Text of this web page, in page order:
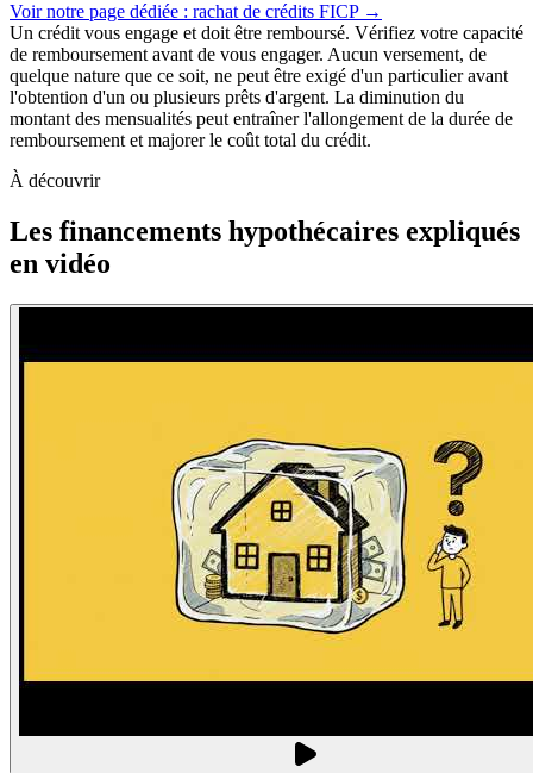
Voir notre page dédiée : rachat de crédits FICP →
Un crédit vous engage et doit être remboursé. Vérifiez votre capacité
de remboursement avant de vous engager. Aucun versement, de
quelque nature que ce soit, ne peut être exigé d'un particulier avant
l'obtention d'un ou plusieurs prêts d'argent. La diminution du
montant des mensualités peut entraîner l'allongement de la durée de
remboursement et majorer le coût total du crédit.
À découvrir
Les financements hypothécaires expliqués
en vidéo